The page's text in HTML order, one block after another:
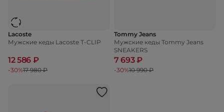
Lacoste
Мужские кеды Lacoste T-CLIP
12 586 ₽
-30%17 980 ₽
Tommy Jeans
Мужские кеды Tommy Jeans
SNEAKERS
7 693 ₽
-30%10 990 ₽